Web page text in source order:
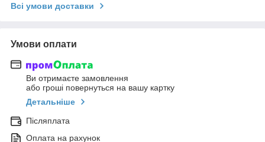
Всі умови доставки
Умови оплати
Ви отримаєте замовлення
або гроші повернуться на вашу картку
Детальніше
Післяплата
Оплата на рахунок